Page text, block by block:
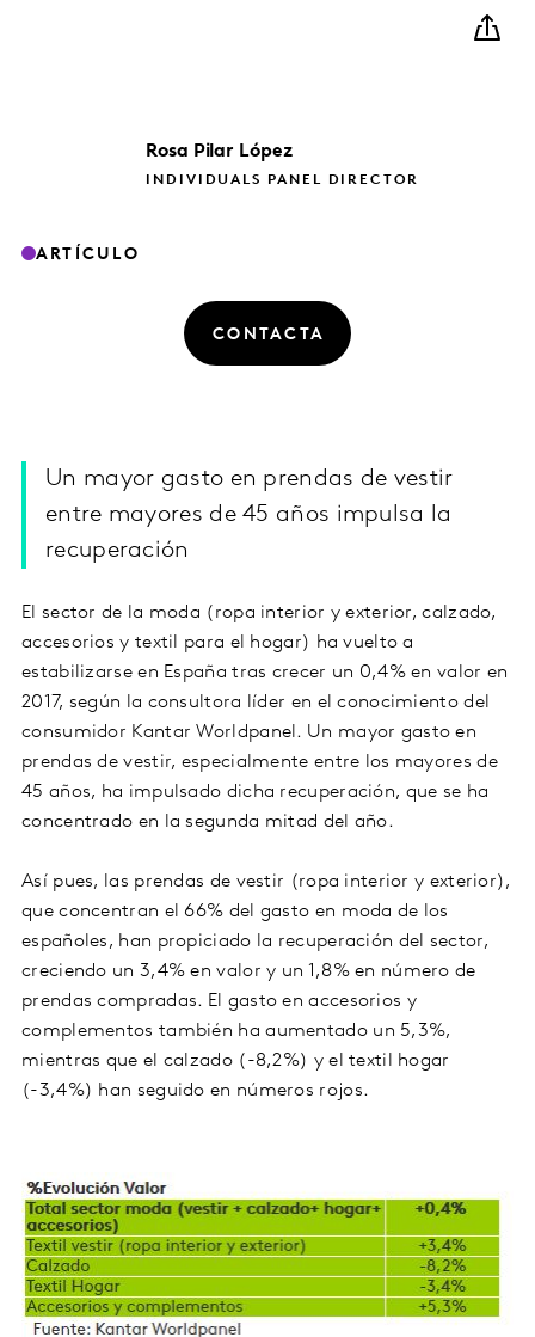
Rosa Pilar López
INDIVIDUALS PANEL DIRECTOR
ARTÍCULO
CONTACTA
Un mayor gasto en prendas de vestir
entre mayores de 45 años impulsa la
recuperación
El sector de la moda (ropa interior y exterior, calzado,
accesorios y textil para el hogar) ha vuelto a
estabilizarse en España tras crecer un 0,4% en valor en
2017, según la consultora líder en el conocimiento del
consumidor Kantar Worldpanel. Un mayor gasto en
prendas de vestir, especialmente entre los mayores de
45 años, ha impulsado dicha recuperación, que se ha
concentrado en la segunda mitad del año.
Así pues, las prendas de vestir (ropa interior y exterior),
que concentran el 66% del gasto en moda de los
españoles, han propiciado la recuperación del sector,
creciendo un 3,4% en valor y un 1,8% en número de
prendas compradas. El gasto en accesorios y
complementos también ha aumentado un 5,3%,
mientras que el calzado (-8,2%) y el textil hogar
(-3,4%) han seguido en números rojos.